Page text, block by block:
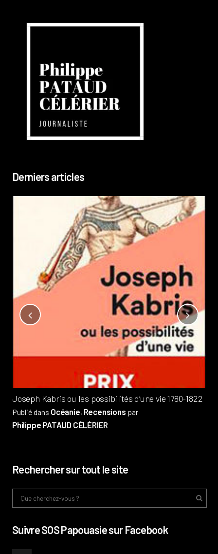
Derniers articles
Joseph Kabris ou les possibilités d’une vie 1780-1822
Publié dans Océanie, Recensions par
Philippe PATAUD CÉLÉRIER
Rechercher sur tout le site
Suivre SOS Papouasie sur Facebook